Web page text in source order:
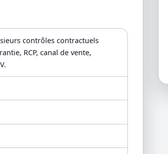
contrôles contractuels
RCP, canal de vente,